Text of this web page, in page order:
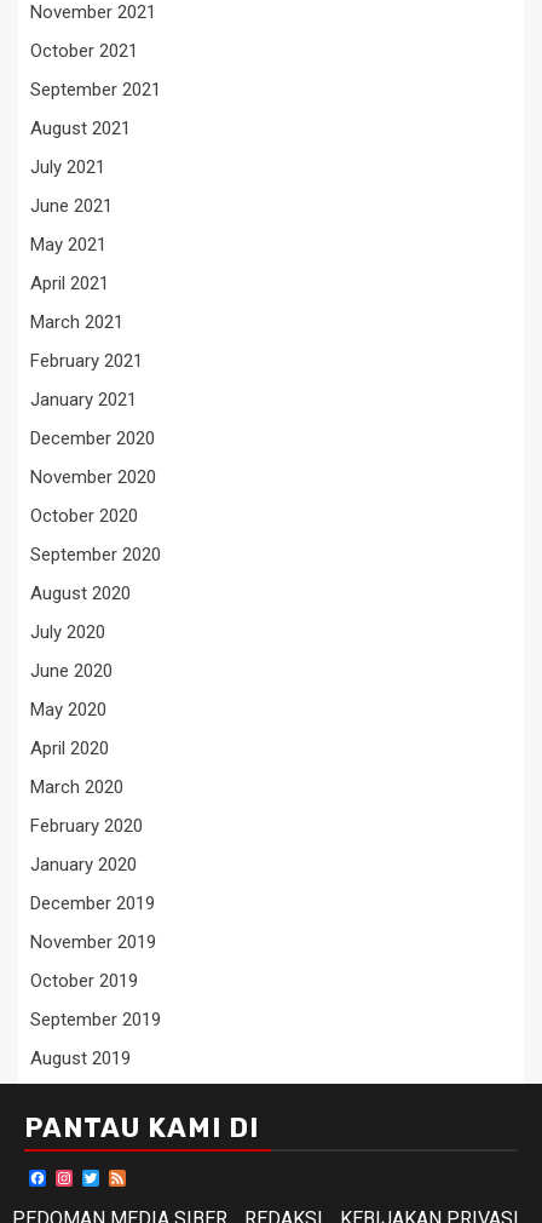
November 2021
October 2021
September 2021
August 2021
July 2021
June 2021
May 2021
April 2021
March 2021
February 2021
January 2021
December 2020
November 2020
October 2020
September 2020
August 2020
July 2020
June 2020
May 2020
April 2020
March 2020
February 2020
January 2020
December 2019
November 2019
October 2019
September 2019
August 2019
PANTAU KAMI DI
Facebook
Instagram
Twitter